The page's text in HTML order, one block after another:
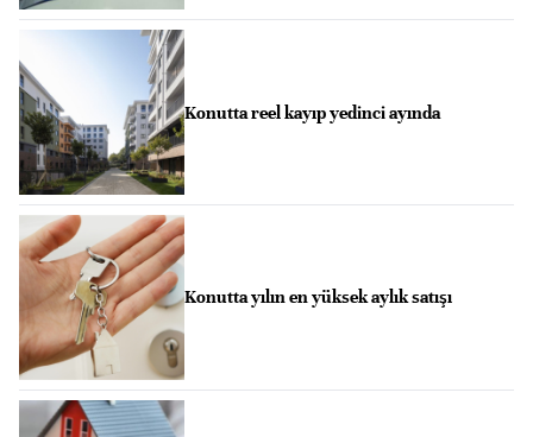
Konutta reel kayıp yedinci ayında
Konutta yılın en yüksek aylık satışı